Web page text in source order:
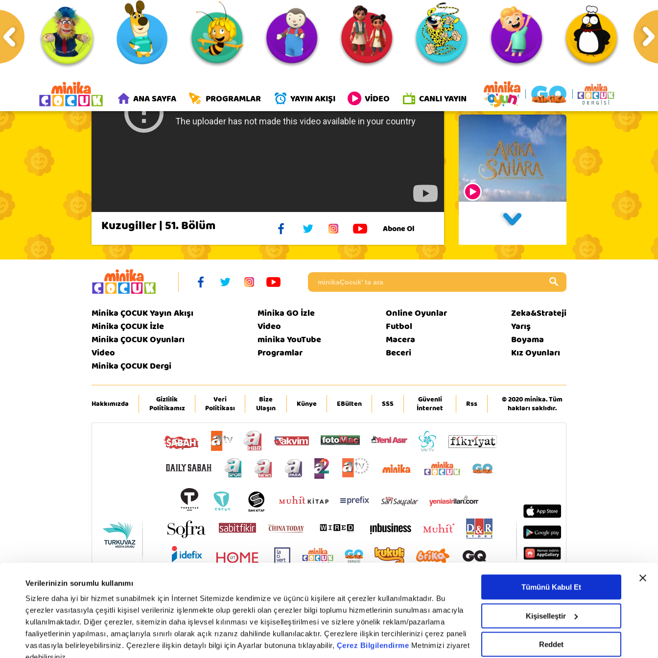
Verilerinizin sorumlu kullanımı
Sizlere daha iyi bir hizmet sunabilmek için İnternet Sitemizde kendimize ve üçüncü kişilere ait çerezler kullanılmaktadır. Bu
çerezler vasıtasıyla çeşitli kişisel verileriniz işlenmekte olup gerekli olan çerezler bilgi toplumu hizmetlerinin sunulması amacıyla
kullanılmaktadır. Diğer çerezler, sitemizin daha işlevsel kılınması ve kişiselleştirilmesi ve sizlere yönelik reklam/pazarlama
faaliyetlerinin yapılması, amaçlarıyla sınırlı olarak açık rızanız dahilinde kullanılacaktır. Çerezlere ilişkin tercihlerinizi çerez paneli
vasıtasıyla belirleyebilirsiniz. Çerezlere ilişkin detaylı bilgi için Ayarlar butonuna tıklayabilir, Çerez Bilgilendirme Metnimizi ziyaret
Tümünü Kabul Et
Kişiselleştir
Reddet
ANA SAYFA PROGRAMLAR YAYIN AKIŞI VİDEO CANLI YAYIN
Anasayfa Programlar Kuzugiller
Kuzugiller | 51. Bölüm Abone Ol
Minika ÇOCUK Yayın Akışı
Minika ÇOCUK İzle
Minika ÇOCUK Oyunları
Video
Minika ÇOCUK Dergi
Minika GO İzle
Video
minika YouTube
Programlar
Online Oyunlar
Futbol
Macera
Beceri
Zeka&Strateji
Yarış
Boyama
Kız Oyunları
Hakkımızda
Gizlilik
Politikamız
Veri
Politikası
Bize
Ulaşın
Künye EBülten SSS
Güvenli
İnternet
Rss
© 2020 minika. Tüm
hakları saklıdır.